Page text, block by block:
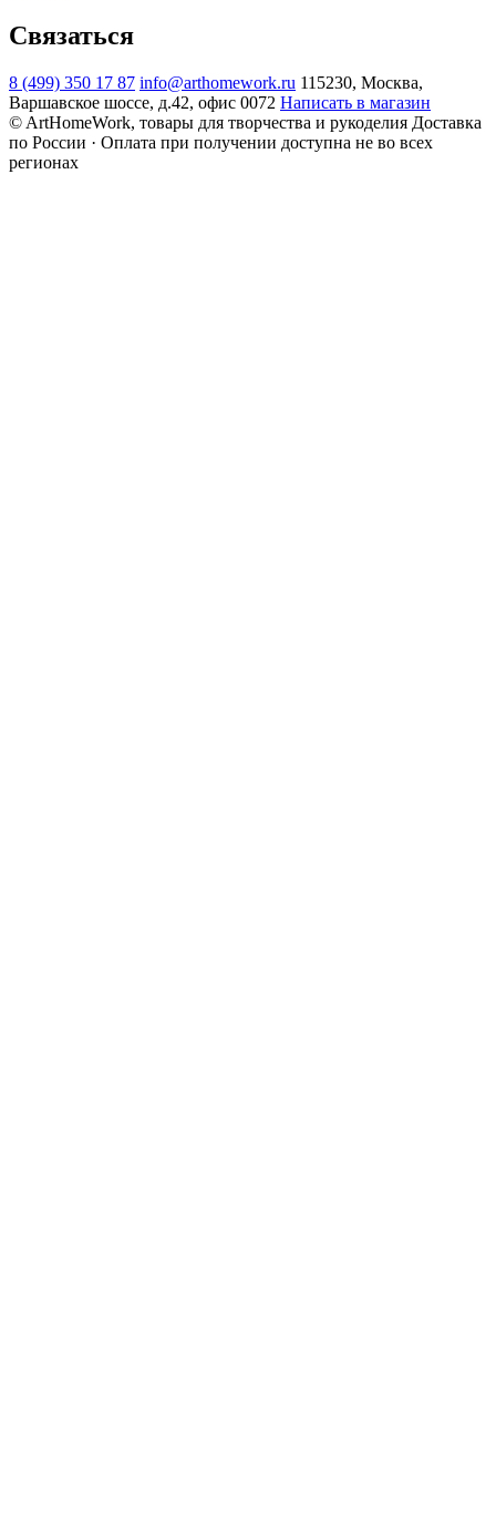
Связаться
8 (499) 350 17 87 info@arthomework.ru 115230, Москва,
Варшавское шоссе, д.42, офис 0072 Написать в магазин
© ArtHomeWork, товары для творчества и рукоделия Доставка
по России · Оплата при получении доступна не во всех
регионах